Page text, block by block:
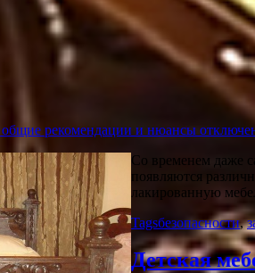
рекомендации и нюансы
Со временем даже
появляются
лакированную
Tagsбезопасности,
Детская